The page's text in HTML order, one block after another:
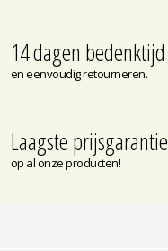
14 dagen bedenktijd
en eenvoudig retourneren.
Laagste prijsgarantie
op al onze producten!